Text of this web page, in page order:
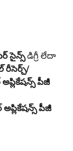
సైన్స్డిగ్రీ లేదా
రీసెర్చ్/
పీజీ
అప్లికేషన్స్ పీజీ